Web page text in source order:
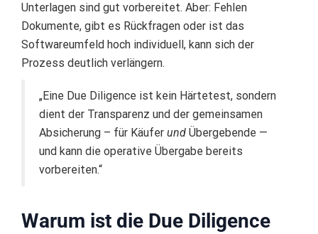
Unterlagen sind gut vorbereitet. Aber: Fehlen
Dokumente, gibt es Rückfragen oder ist das
Softwareumfeld hoch individuell, kann sich der
Prozess deutlich verlängern.
„Eine Due Diligence ist kein Härtetest, sondern
dient der Transparenz und der gemeinsamen
Absicherung – für Käufer und Übergebende —
und kann die operative Übergabe bereits
vorbereiten.“
Warum ist die Due Diligence